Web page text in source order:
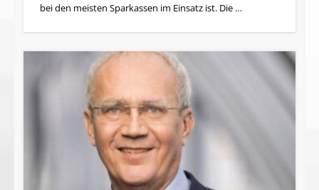
bei den meisten Sparkassen im Einsatz ist. Die …